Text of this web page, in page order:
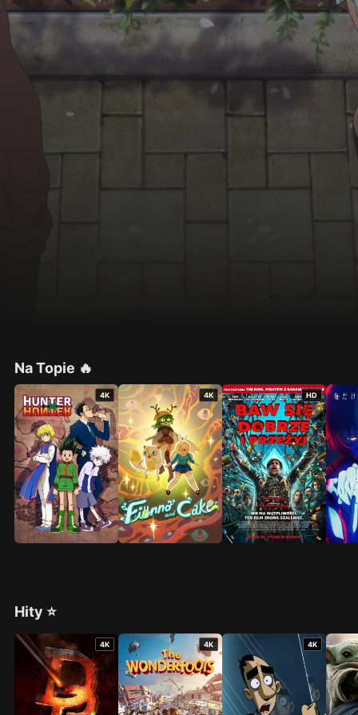
Na Topie 🔥
4K 4K HD
Hity ⭐
4K 4K 4K